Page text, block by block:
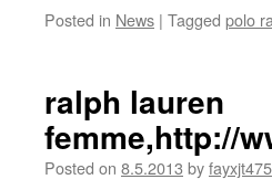
Posted in News | Tagged polo
ralph lauren
femme,http://
Posted on 8.5.2013 byfayxjt475